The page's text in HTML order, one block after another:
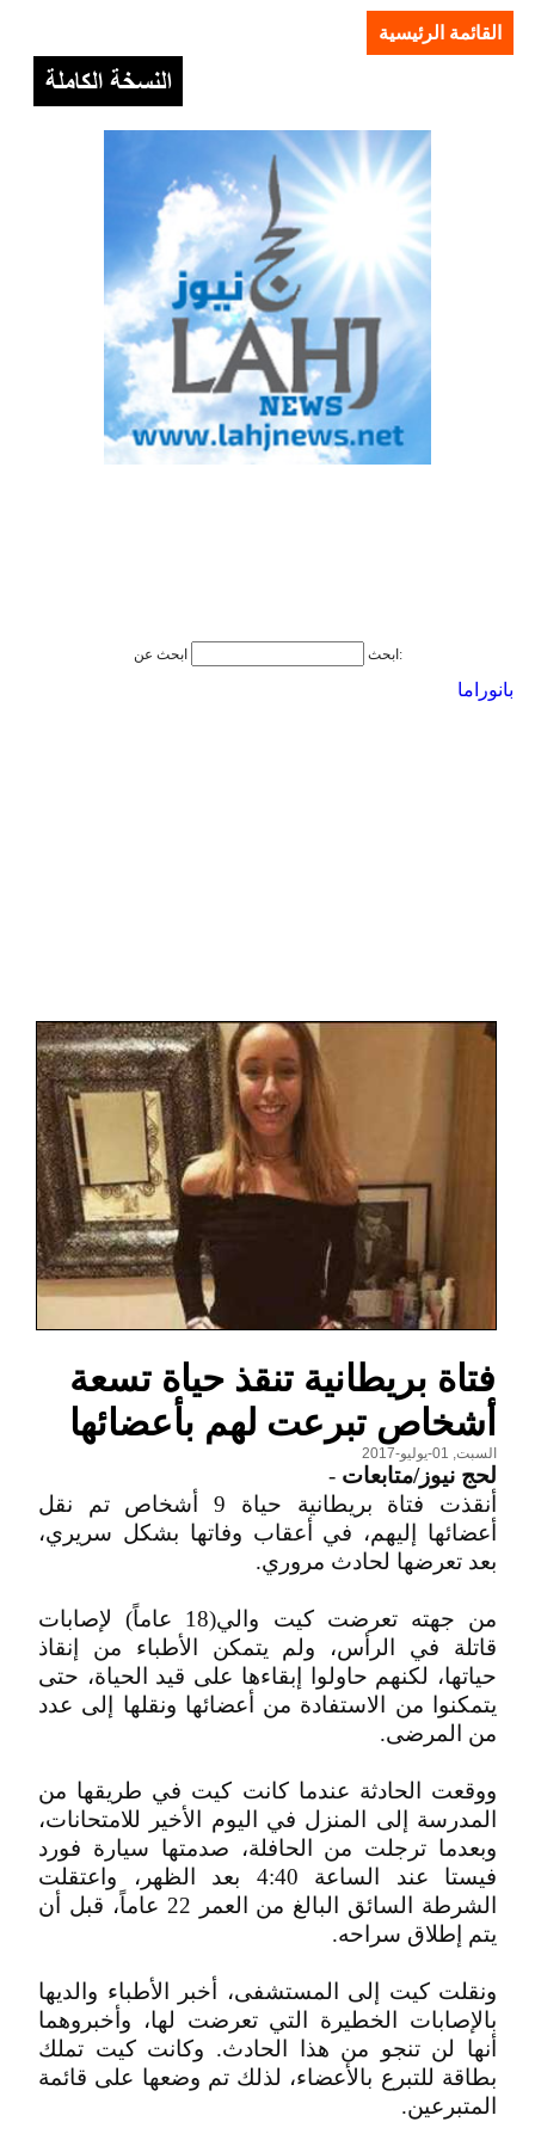
القائمة الرئيسية
ابحث ابحث عن:
بانوراما
فتاة بريطانية تنقذ حياة تسعة
أشخاص تبرعت لهم بأعضائها
السبت, 01-يوليو-2017
لحج نيوز/متابعات -
أنقذت فتاة بريطانية حياة 9 أشخاص تم نقل
أعضائها إليهم، في أعقاب وفاتها بشكل سريري،
بعد تعرضها لحادث مروري.
من جهته تعرضت كيت والي(18 عاماً) لإصابات
قاتلة في الرأس، ولم يتمكن الأطباء من إنقاذ
حياتها، لكنهم حاولوا إبقاءها على قيد الحياة، حتى
يتمكنوا من الاستفادة من أعضائها ونقلها إلى عدد
من المرضى.
ووقعت الحادثة عندما كانت كيت في طريقها من
المدرسة إلى المنزل في اليوم الأخير للامتحانات،
وبعدما ترجلت من الحافلة، صدمتها سيارة فورد
فيستا عند الساعة 4:40 بعد الظهر، واعتقلت
الشرطة السائق البالغ من العمر 22 عاماً، قبل أن
يتم إطلاق سراحه.
ونقلت كيت إلى المستشفى، أخبر الأطباء والديها
بالإصابات الخطيرة التي تعرضت لها، وأخبروهما
أنها لن تنجو من هذا الحادث. وكانت كيت تملك
بطاقة للتبرع بالأعضاء، لذلك تم وضعها على قائمة
المتبرعين.